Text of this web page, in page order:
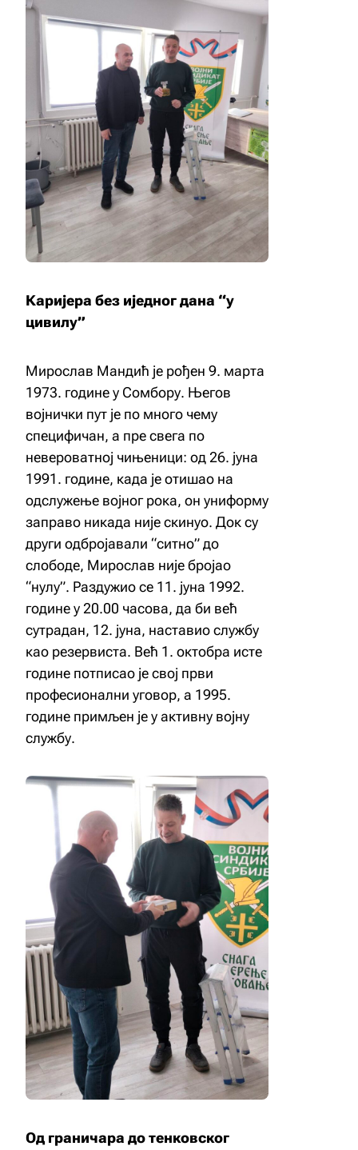
Каријера без иједног дана “у
цивилу”
Мирослав Мандић је рођен 9. марта
1973. године у Сомбору. Његов
војнички пут је по много чему
специфичан, а пре свега по
невероватној чињеници: од 26. јуна
1991. године, када је отишао на
одслужење војног рока, он униформу
заправо никада није скинуо. Док су
други одбројавали “ситно” до
слободе, Мирослав није бројао
“нулу”. Раздужио се 11. јуна 1992.
године у 20.00 часова, да би већ
сутрадан, 12. јуна, наставио службу
као резервиста. Већ 1. октобра исте
године потписао је свој први
професионални уговор, а 1995.
године примљен је у активну војну
службу.
Од граничара до тенковског